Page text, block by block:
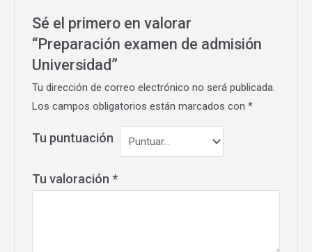
Sé el primero en valorar
“Preparación examen de admisión
Universidad”
Tu dirección de correo electrónico no será publicada.
Los campos obligatorios están marcados con*
Tu puntuación
Tu valoración *